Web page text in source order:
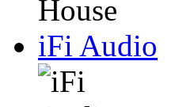
iFi Audio